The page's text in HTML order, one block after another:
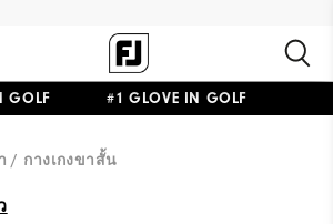
GOLF #1 GLOVE IN GOLF
กางเกงขาสั้น